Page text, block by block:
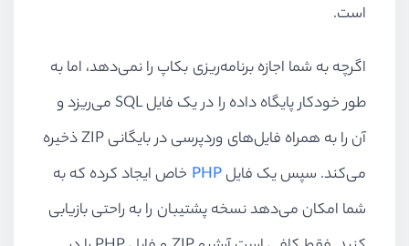
است.
اگرچه به شما اجازه برنامه‌ریزی بکاپ را نمی‌دهد، اما به
طور خودکار پایگاه داده را در یک فایلSQLمی‌ریزد و
آن را به همراه فایل‌های وردپرسی در بایگانیZIPذخیره
می‌کند. سپس یک فایلPHP خاص ایجاد کرده که به
شما امکان می‌دهد نسخه پشتیبان را به راحتی بازیابی